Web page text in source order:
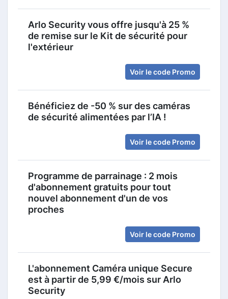
Arlo Security vous offre jusqu'à 25 %
de remise sur le Kit de sécurité pour
l'extérieur
Voir le code Promo
Bénéficiez de -50 % sur des caméras
de sécurité alimentées par l’IA !
Voir le code Promo
Programme de parrainage : 2 mois
d'abonnement gratuits pour tout
nouvel abonnement d'un de vos
proches
Voir le code Promo
L'abonnement Caméra unique Secure
est à partir de 5,99 €/mois sur Arlo
Security